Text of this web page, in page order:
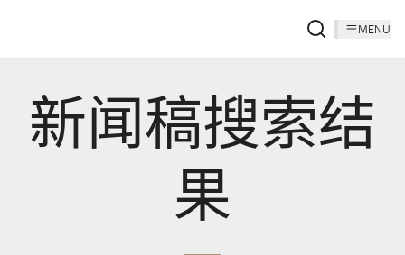
MENU
新闻稿搜索结
果